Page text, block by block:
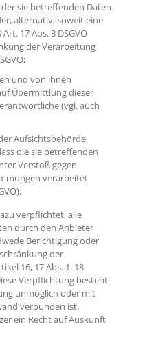
sie betreffenden Daten
alternativ, soweit eine
17 Abs. 3 DSGVO
der Verarbeitung
und von ihnen
Übermittlung dieser
(vgl. auch
Aufsichtsbehörde,
die sie betreffenden
Verstoß gegen
verarbeitet
verpflichtet, alle
durch den Anbieter
Berichtigung oder
der
16, 17 Abs. 1, 18
Verpflichtung besteht
unmöglich oder mit
verbunden ist.
ein Recht auf Auskunft